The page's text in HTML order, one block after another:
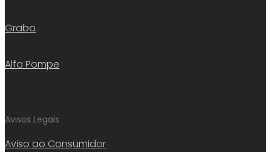
Grabo
Alfa Pompe
Avisos Legais
Aviso ao Consumidor